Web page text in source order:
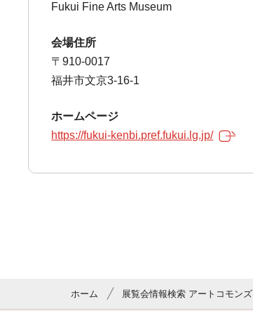
Fukui Fine Arts Museum
会場住所
〒910-0017
福井市文京3-16-1
ホームページ
https://fukui-kenbi.pref.fukui.lg.jp/
ホーム 展覧会情報検索 アートコモンズ